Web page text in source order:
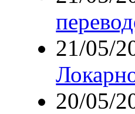
21/05/
20/05/